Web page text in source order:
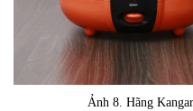
Ảnh 8. Hãng